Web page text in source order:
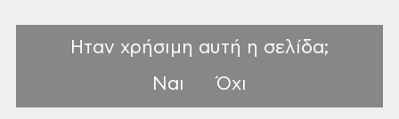
Ηταν χρήσιμη αυτή η σελίδα;
Ναι
Όχι